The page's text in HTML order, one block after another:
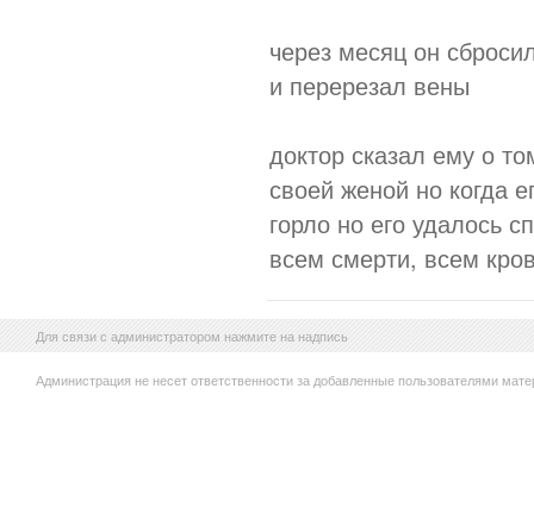
через месяц он
и перерезал вены
доктор сказал ему о
своей женой но когда
горло но его удалось
всем смерти, всем
Для связи с администратором нажмите на надпись
Администрация не несет ответственности за добавленные пользователями